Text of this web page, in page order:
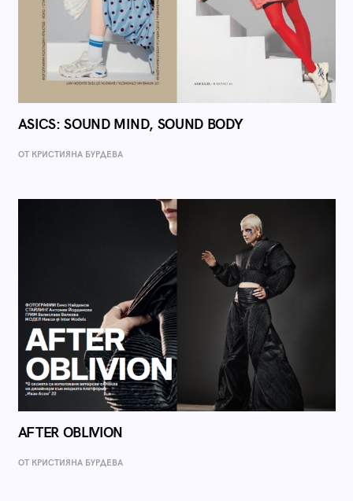
ASICS: SOUND MIND, SOUND BODY
ОТ КРИСТИЯНА БУРДЕВА
AFTER OBLIVION
ОТ КРИСТИЯНА БУРДЕВА